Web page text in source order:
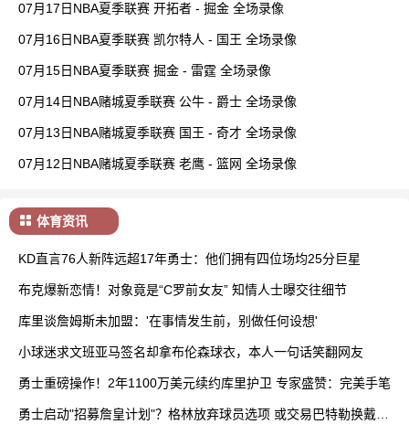
07月17日NBA夏季联赛 开拓者 - 掘金 全场录像
07月16日NBA夏季联赛 凯尔特人 - 国王 全场录像
07月15日NBA夏季联赛 掘金 - 雷霆 全场录像
07月14日NBA赌城夏季联赛 公牛 - 爵士 全场录像
07月13日NBA赌城夏季联赛 国王 - 奇才 全场录像
07月12日NBA赌城夏季联赛 老鹰 - 篮网 全场录像
体育资讯
KD直言76人新阵远超17年勇士：他们拥有四位场均25分巨星
布克爆新恋情！对象竟是“C罗前女友” 知情人士曝交往细节
库里谈詹姆斯未加盟：'在事情发生前，别做任何设想'
小球迷求文班亚马签名却拿布伦森球衣，本人一句话笑翻网友
勇士重磅操作！2年1100万美元续约库里护卫 专家盛赞：完美手笔
勇士启动"招募詹皇计划"？格林放弃球员选项 或交易巴特勒换戴维